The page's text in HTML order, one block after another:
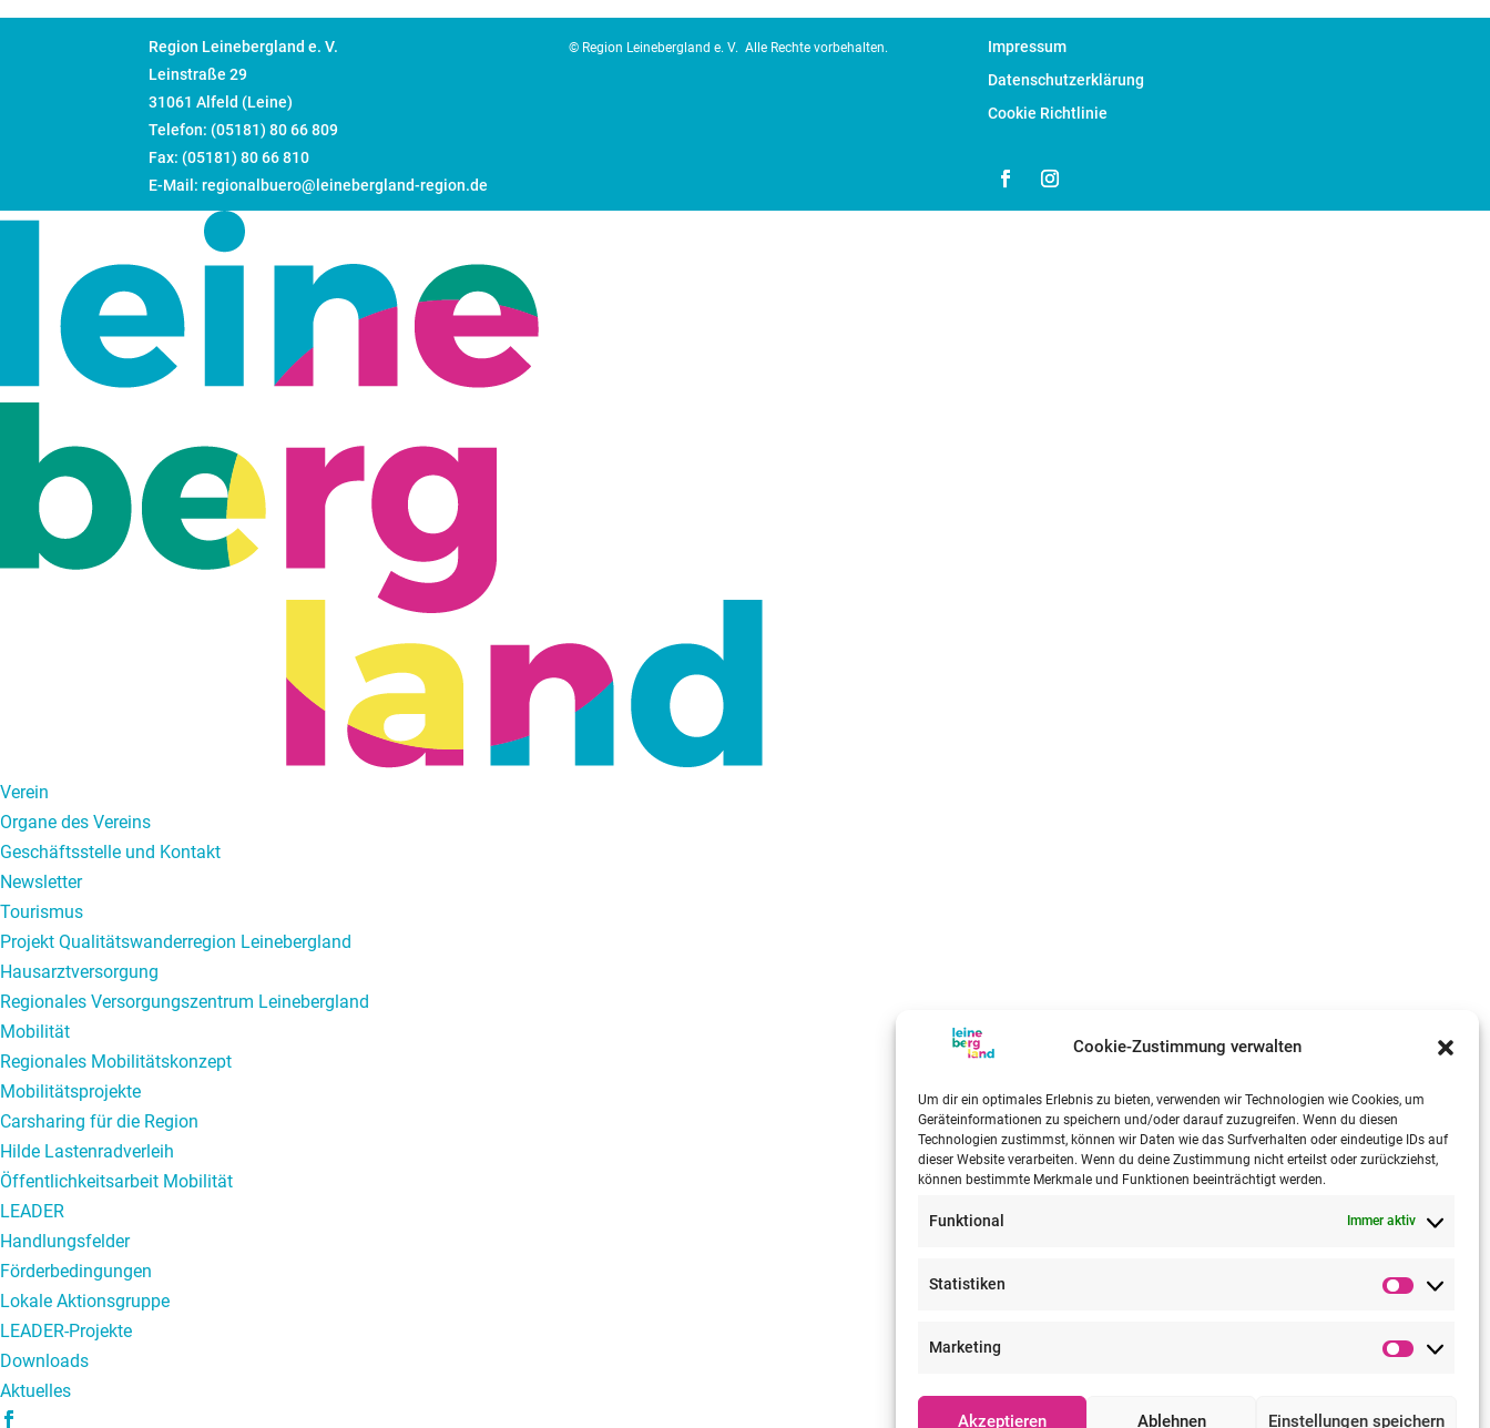
Cookie-Zustimmung verwalten
Um dir ein optimales Erlebnis zu bieten, verwenden wir Technologien wie Cookies, um
Geräteinformationen zu speichern und/oder darauf zuzugreifen. Wenn du diesen
Technologien zustimmst, können wir Daten wie das Surfverhalten oder eindeutige IDs auf
dieser Website verarbeiten. Wenn du deine Zustimmung nicht erteilst oder zurückziehst,
können bestimmte Merkmale und Funktionen beeinträchtigt werden.
Funktional Immer aktiv
Statistiken
Marketing
Akzeptieren Ablehnen Einstellungen speichern
Region Leinebergland e. V.
Leinstraße 29
31061 Alfeld (Leine)
Telefon: (05181) 80 66 809
Fax: (05181) 80 66 810
E-Mail: regionalbuero@leinebergland-region.de
© Region Leinebergland e. V. Alle Rechte vorbehalten.
Impressum
Datenschutzerklärung
Cookie Richtlinie
Verein
Organe des Vereins
Geschäftsstelle und Kontakt
Newsletter
Tourismus
Projekt Qualitätswanderregion Leinebergland
Hausarztversorgung
Regionales Versorgungszentrum Leinebergland
Mobilität
Regionales Mobilitätskonzept
Mobilitätsprojekte
Carsharing für die Region
Hilde Lastenradverleih
Öffentlichkeitsarbeit Mobilität
LEADER
Handlungsfelder
Förderbedingungen
Lokale Aktionsgruppe
LEADER-Projekte
Downloads
Aktuelles